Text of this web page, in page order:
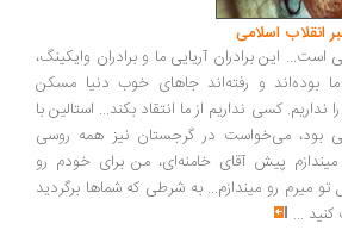
اسلامی
برادران آریایی ما و برادران وایکینگ،
و رفته‌اند جاهای خوب دنیا مسکن
کسی نداریم از ما انتقاد بکند... استالین با
در گرجستان نیز همه روسی
پیش آقای خامنه‌ای، من برای خودم رو
رو میندازم... به شرطی که شماها برگردید